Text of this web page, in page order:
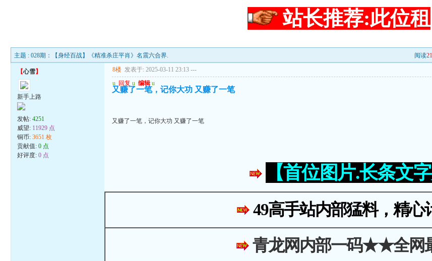
站长推荐:此位租
主题 : 028期：【身经百战】《精准杀庄平肖》名震六合界. 阅读
【心雪】
新手上路
发帖:4251
威望: 11929 点
铜币:3651 枚
贡献值:0 点
好评度:0 点
8楼 发表于: 2025-03-11 23:13 ---
u 回复 u 编辑 u
又赚了一笔，记你大功 又赚了一笔
又赚了一笔，记你大功 又赚了一笔
【首位图片.长条文
49高手站内部猛料，精心
青龙网内部一码★★全网